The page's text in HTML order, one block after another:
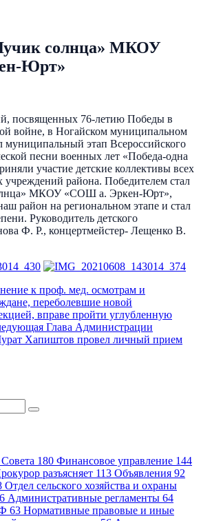
солнца» МКОУ
Юрт»
посвященных 76-летию Победы в
войне, в Ногайском муниципальном
муниципальный этап Всероссийского
песни военных лет «Победа-одна
участие детские коллективы всех
учреждений района. Победителем стал
МКОУ «СОШ а. Эркен-Юрт»,
район на региональном этапе и стал
Руководитель детского
Ф. Р., концертмейстер- Лещенко В.
к проф. мед. осмотрам и
переболевшие новой
вправе пройти углубленную
Глава Администрации
Хапиштов провел личный прием
180 Финансовое управление 144
разъясняет 113 Объявления 92
Отдел сельского хозяйства и охраны
Административные регламенты 64
63 Нормативные правовые и иные